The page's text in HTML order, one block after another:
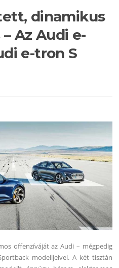
dinamikus
Az Audi e-
e-tron S
offenzíváját az Audi – mégpedig
modelljeivel. A két tisztán